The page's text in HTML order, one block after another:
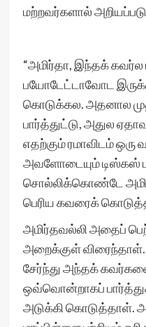
மற்றவர்களால்
“அமிர்தா, இந்தக்
பயோடேட்டாவோட
கொடுக்கல. அதனால
பார்த்துட்டு, அதுல
எதற்கும் ரமாவிடம் ஒரு
அவளோடையும் டிஸ்கஸ்
சொல்லிக்கொண்டே
பெரிய கவரைக்
அமிர்தவல்லி அதைப்
அறைக்குள் விரைந்தாள்.
சேர்ந்து அந்தக்
ஒவ்வொன்றாகப்
அடுக்கி கொடுத்தாள்.